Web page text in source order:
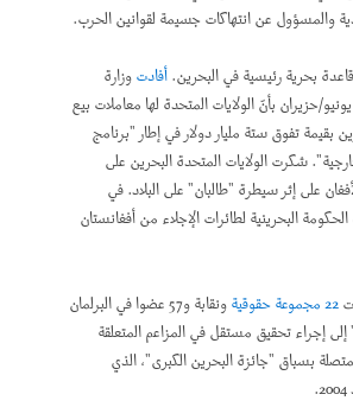
والمسؤول عن انتهاكات جسيمة لقوانين الحرب.
بحرية رئيسية في البحرين.أفادتوزارة
حزيران بأنّ الولايات المتحدة لها معاملات بيع
بقيمة تفوق ستة مليار دولار في إطار "برنامج
شكرت الولايات المتحدة البحرين على
على إثر سيطرة "طالبان" على البلاد. في
البحرينية لطائرات الإجلاء من أفغانستان
22 مجموعة حقوقية
ونقابة و57 عضوا في البرلمان
"الفورمولا 1" إلى إجراء تحقيق مستقل في المزاعم المتعلقة
بسباق "جائزة البحرين الكبرى"، الذي